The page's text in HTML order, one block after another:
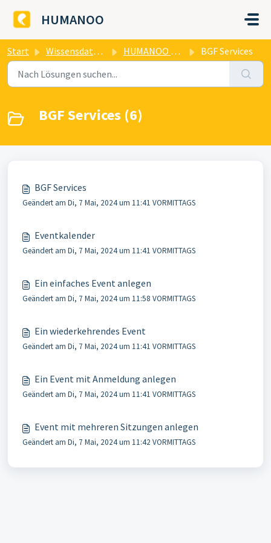
HUMANOO
Start Wissensdatenbank HUMANOO Health OS BGF Services
BGF Services (6)
BGF Services
Geändert am Di, 7 Mai, 2024 um 11:41 VORMITTAGS
Eventkalender
Geändert am Di, 7 Mai, 2024 um 11:41 VORMITTAGS
Ein einfaches Event anlegen
Geändert am Di, 7 Mai, 2024 um 11:58 VORMITTAGS
Ein wiederkehrendes Event
Geändert am Di, 7 Mai, 2024 um 11:41 VORMITTAGS
Ein Event mit Anmeldung anlegen
Geändert am Di, 7 Mai, 2024 um 11:41 VORMITTAGS
Event mit mehreren Sitzungen anlegen
Geändert am Di, 7 Mai, 2024 um 11:42 VORMITTAGS